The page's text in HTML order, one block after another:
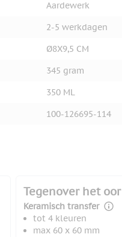
Aardewerk
2-5 werkdagen
Ø8X9,5 CM
345 gram
350 ML
100-126695-114
Tegenover het oor
Keramisch transfer
tot 4 kleuren
max 60 x 60 mm